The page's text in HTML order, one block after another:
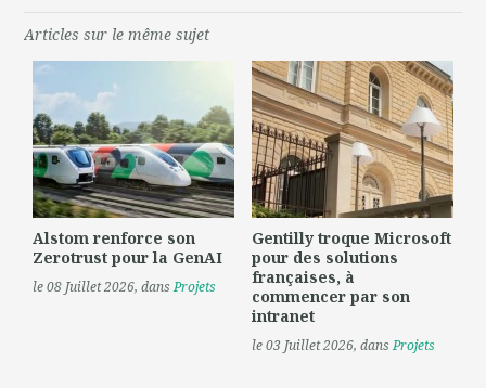
Articles sur le même sujet
Alstom renforce son
Zerotrust pour la GenAI
le 08 Juillet 2026, dansProjets
Gentilly troque Microsoft
pour des solutions
françaises, à
commencer par son
intranet
le 03 Juillet 2026, dansProjets